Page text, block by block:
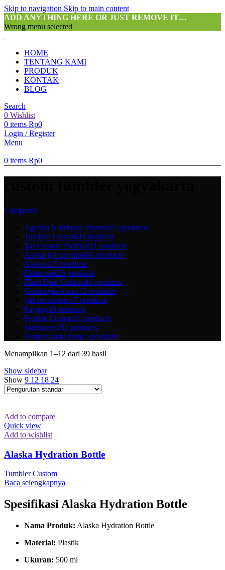
Skip to navigation Skip to main content
ADD ANYTHING HERE OR JUST REMOVE IT…
Wrong menu selected
HOME
TENTANG KAMI
PRODUK
KONTAK
BLOG
Search
0 Wishlist
0 items Rp0
Login / Register
Menu
0 items Rp0
Categories
Agenda Notebook Promosi25 products
Tumbler Custom39 products
Tas Custom Promosi11 products
Aneka jam promosi61 products
Apparel15 products
Elektronik25 products
Flash Disk Custom41 products
Gantungan kunci12 products
gift set custom17 products
Payung10 products
Produk Custom31 products
Stationary282 products
Tempat kartu nama5 products
Menampilkan 1–12 dari 39 hasil
Show sidebar
Show 9 12 18 24
Add to compare
Quick view
Add to wishlist
Alaska Hydration Bottle
Tumbler Custom
Baca selengkapnya
SpesifikasiAlaska Hydration Bottle
Nama Produk: Alaska Hydration Bottle
Material: Plastik
Ukuran: 500 ml